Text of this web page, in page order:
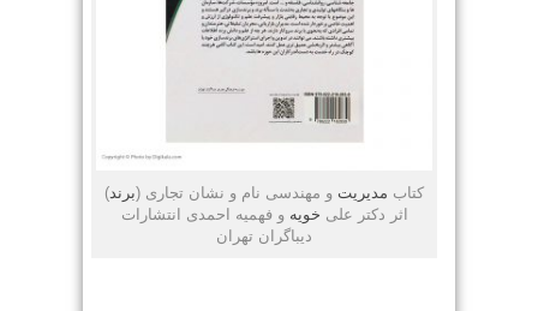
کتاب مدیریت و مهندسی نام و نشان تجاری (برند)
اثر دکتر علی خویه و فهمیه احمدی انتشارات
دیباگران تهران